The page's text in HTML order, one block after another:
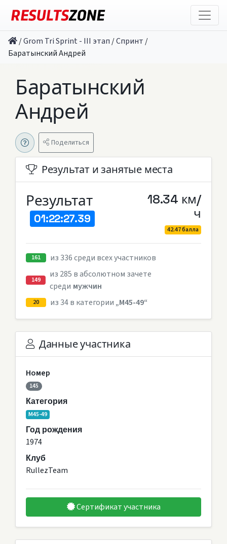
/Grom Tri Sprint - III этап /Спринт /
Баратынский Андрей
Баратынский
Андрей
Поделиться
Результат и занятые места
Результат
01:22:27.39
18.34 км/
ч
42.47 балла
161 из 336 среди всех участников
149
из 285 в абсолютном зачете
среди мужчин
20 из 34 в категории „M45-49“
Данные участника
Номер
145
Категория
M45-49
Год рождения
1974
Клуб
RullezTeam
Сертификат участника